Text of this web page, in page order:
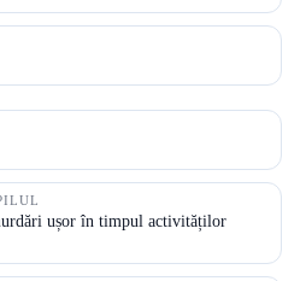
ușor în timpul activităților